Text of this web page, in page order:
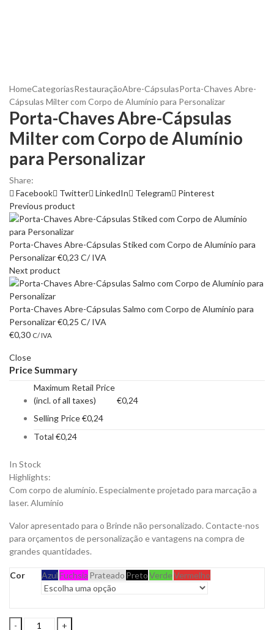
HomeCategoriasRestauraçãoAbre-CápsulasPorta-Chaves Abre-
Cápsulas Milter com Corpo de Alumínio para Personalizar
Porta-Chaves Abre-Cápsulas
Milter com Corpo de Alumínio
para Personalizar
Share:
Facebook
Twitter LinkedIn Telegram
Pinterest
Previous product
Porta-Chaves Abre-Cápsulas Stiked com Corpo de Alumínio para
Personalizar€0,23 C/ IVA
Next product
Porta-Chaves Abre-Cápsulas Salmo com Corpo de Alumínio para
Personalizar€0,25 C/ IVA
€0,30 C/ IVA
Close
Price Summary
Maximum Retail Price
(incl. of all taxes)
€0,24
Selling Price€0,24
Total €0,24
In Stock
Highlights:
Com corpo de alumínio. Especialmente projetado para marcação a
laser. Alumínio
Valor apresentado para o Brinde não personalizado. Contacte-nos
para orçamentos de personalização e vantagens na compra de
grandes quantidades.
Cor AzulFuchsia Prateado PretoVerdeVermelho
Porta-